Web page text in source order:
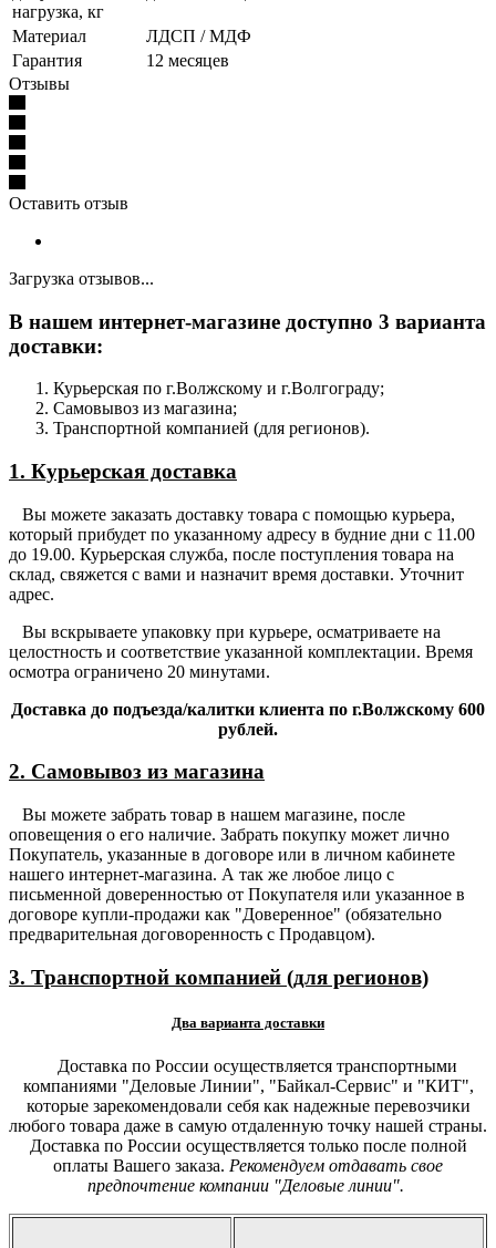
нагрузка, кг
Материал
ЛДСП / МДФ
Гарантия
12 месяцев
Отзывы
Оставить отзыв
Загрузка отзывов...
В нашем интернет-магазине доступно 3 варианта
доставки:
Курьерская по г.Волжскому и г.Волгограду;
Самовывоз из магазина;
Транспортной компанией (для регионов).
1. Курьерская доставка
Вы можете заказать доставку товара с помощью курьера,
который прибудет по указанному адресу в будние дни с 11.00
до 19.00. Курьерская служба, после поступления товара на
склад, свяжется с вами и назначит время доставки. Уточнит
адрес.
Вы вскрываете упаковку при курьере, осматриваете на
целостность и соответствие указанной комплектации. Время
осмотра ограничено 20 минутами.
Доставка до подъезда/калитки клиента по г.Волжскому 600
рублей.
2. Самовывоз из магазина
Вы можете забрать товар в нашем магазине, после
оповещения о его наличие. Забрать покупку может лично
Покупатель, указанные в договоре или в личном кабинете
нашего интернет-магазина. А так же любое лицо с
письменной доверенностью от Покупателя или указанное в
договоре купли-продажи как "Доверенное" (обязательно
предварительная договоренность с Продавцом).
3. Транспортной компанией (для регионов)
Два варианта доставки
Доставка по России осуществляется транспортными
компаниями "Деловые Линии", "Байкал-Сервис" и "КИТ",
которые зарекомендовали себя как надежные перевозчики
любого товара даже в самую отдаленную точку нашей страны.
Доставка по России осуществляется только после полной
оплаты Вашего заказа. Рекомендуем отдавать свое
предпочтение компании "Деловые линии".